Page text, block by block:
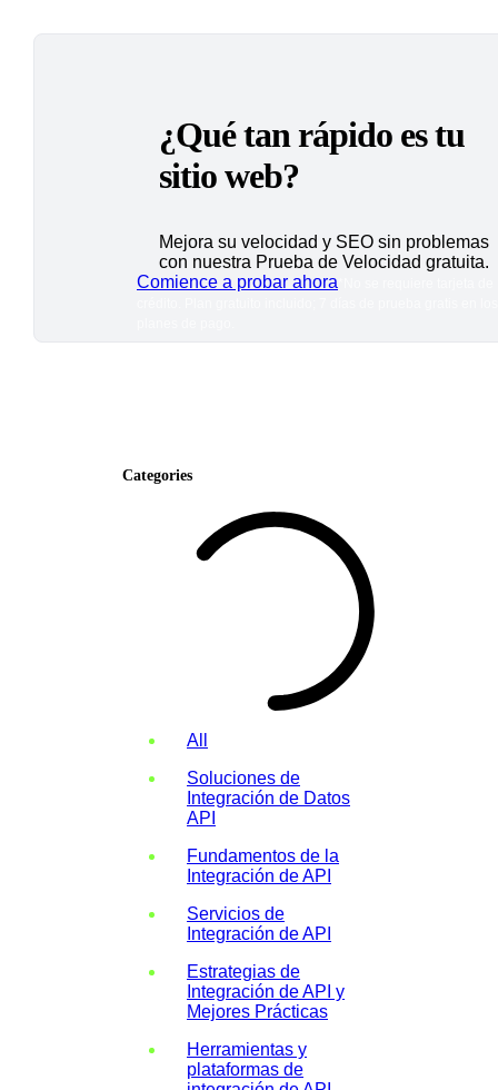
¿Qué tan rápido es tu
sitio web?
Mejora su velocidad y SEO sin problemas
con nuestra Prueba de Velocidad gratuita.
Comience a probar ahora
Categories
All
Soluciones de
Integración de Datos
API
Fundamentos de la
Integración de API
Servicios de
Integración de API
Estrategias de
Integración de API y
Mejores Prácticas
Herramientas y
plataformas de